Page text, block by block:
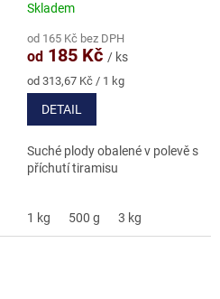
Průměrné
produktu
je
5,0
z
hvězdiček.
Skladem
od 165 Kč bez DPH
od 185 Kč / ks
Měrná
cena:
od 313,67 Kč / 1 kg
DETAIL
Suché plody obalené v polevě s
příchutí tiramisu
1 kg 500 g 3 kg